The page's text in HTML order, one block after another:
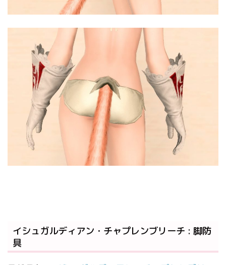
イシュガルディアン・チャプレンブリーチ : 脚防
具